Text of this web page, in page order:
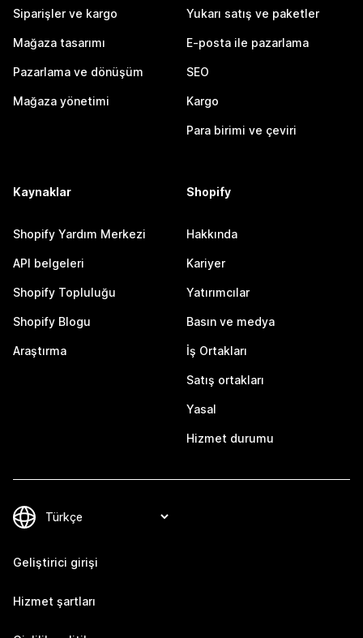
Siparişler ve kargo
Mağaza tasarımı
Pazarlama ve dönüşüm
Mağaza yönetimi
Yukarı satış ve paketler
E-posta ile pazarlama
SEO
Kargo
Para birimi ve çeviri
Kaynaklar
Shopify Yardım Merkezi
API belgeleri
Shopify Topluluğu
Shopify Blogu
Araştırma
Shopify
Hakkında
Kariyer
Yatırımcılar
Basın ve medya
İş Ortakları
Satış ortakları
Yasal
Hizmet durumu
Geliştirici girişi
Hizmet şartları